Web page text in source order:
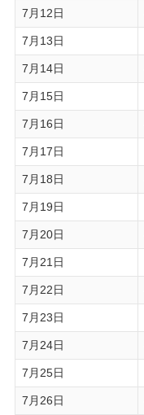
7月12日
7月13日
7月14日
7月15日
7月16日
7月17日
7月18日
7月19日
7月20日
7月21日
7月22日
7月23日
7月24日
7月25日
7月26日